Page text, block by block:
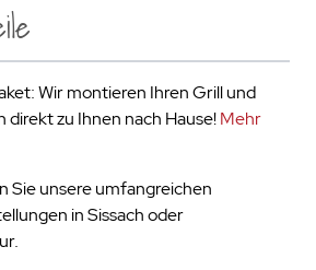
Wir montieren Ihren Grill und
direkt zu Ihnen nach Hause!Mehr
Sie unsere umfangreichen
in Sissach oder